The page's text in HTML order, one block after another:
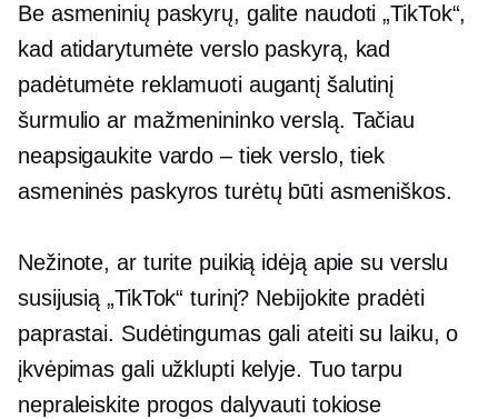
Be asmeninių paskyrų, galite naudoti „TikTok“,
kad atidarytumėte verslo paskyrą, kad
padėtumėte reklamuoti augantį šalutinį
šurmulio ar mažmenininko verslą. Tačiau
neapsigaukite vardo – tiek verslo, tiek
asmeninės paskyros turėtų būti asmeniškos.
Nežinote, ar turite puikią idėją apie su verslu
susijusią „TikTok“ turinį? Nebijokite pradėti
paprastai. Sudėtingumas gali ateiti su laiku, o
įkvėpimas gali užklupti kelyje. Tuo tarpu
nepraleiskite progos dalyvauti tokiose